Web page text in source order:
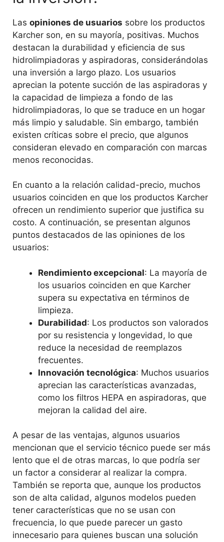
Las opiniones de usuarios sobre los productos
Karcher son, en su mayoría, positivas. Muchos
destacan la durabilidad y eficiencia de sus
hidrolimpiadoras y aspiradoras, considerándolas
una inversión a largo plazo. Los usuarios
aprecian la potente succión de las aspiradoras y
la capacidad de limpieza a fondo de las
hidrolimpiadoras, lo que se traduce en un hogar
más limpio y saludable. Sin embargo, también
existen críticas sobre el precio, que algunos
consideran elevado en comparación con marcas
menos reconocidas.
En cuanto a la relación calidad-precio, muchos
usuarios coinciden en que los productos Karcher
ofrecen un rendimiento superior que justifica su
costo. A continuación, se presentan algunos
puntos destacados de las opiniones de los
usuarios:
Rendimiento excepcional: La mayoría de
los usuarios coinciden en que Karcher
supera su expectativa en términos de
limpieza.
Durabilidad: Los productos son valorados
por su resistencia y longevidad, lo que
reduce la necesidad de reemplazos
frecuentes.
Innovación tecnológica: Muchos usuarios
aprecian las características avanzadas,
como los filtros HEPA en aspiradoras, que
mejoran la calidad del aire.
A pesar de las ventajas, algunos usuarios
mencionan que el servicio técnico puede ser más
lento que el de otras marcas, lo que podría ser
un factor a considerar al realizar la compra.
También se reporta que, aunque los productos
son de alta calidad, algunos modelos pueden
tener características que no se usan con
frecuencia, lo que puede parecer un gasto
innecesario para quienes buscan una solución